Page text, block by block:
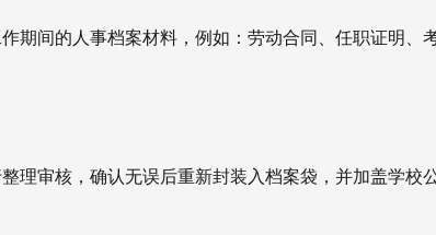
期间的人事档案材料，例如： 劳动合同、 任职证明、
理审核，确认无误后重新封装入档案袋，并加盖学校公